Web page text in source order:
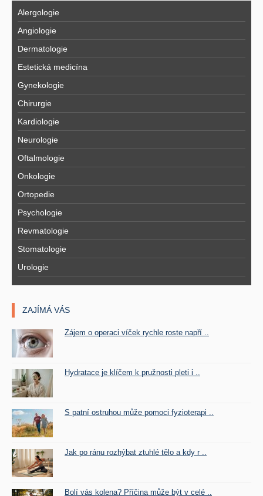
Alergologie
Angiologie
Dermatologie
Estetická medicína
Gynekologie
Chirurgie
Kardiologie
Neurologie
Oftalmologie
Onkologie
Ortopedie
Psychologie
Revmatologie
Stomatologie
Urologie
ZAJÍMÁ VÁS
Zájem o operaci víček rychle roste napří ..
Hydratace je klíčem k pružnosti pleti i ..
S patní ostruhou může pomoci fyzioterapi ..
Jak po ránu rozhýbat ztuhlé tělo a kdy r ..
Bolí vás kolena? Příčina může být v celé ..